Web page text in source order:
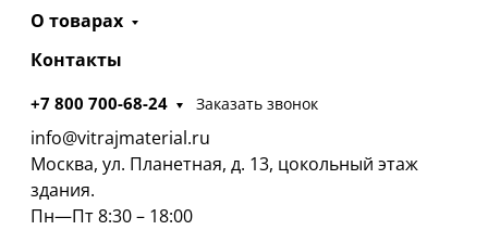
О товарах
Контакты
+7 800 700-68-24 Заказать звонок
info@vitrajmaterial.ru
Москва, ул. Планетная, д. 13, цокольный этаж
здания.
Пн—Пт 8:30 – 18:00